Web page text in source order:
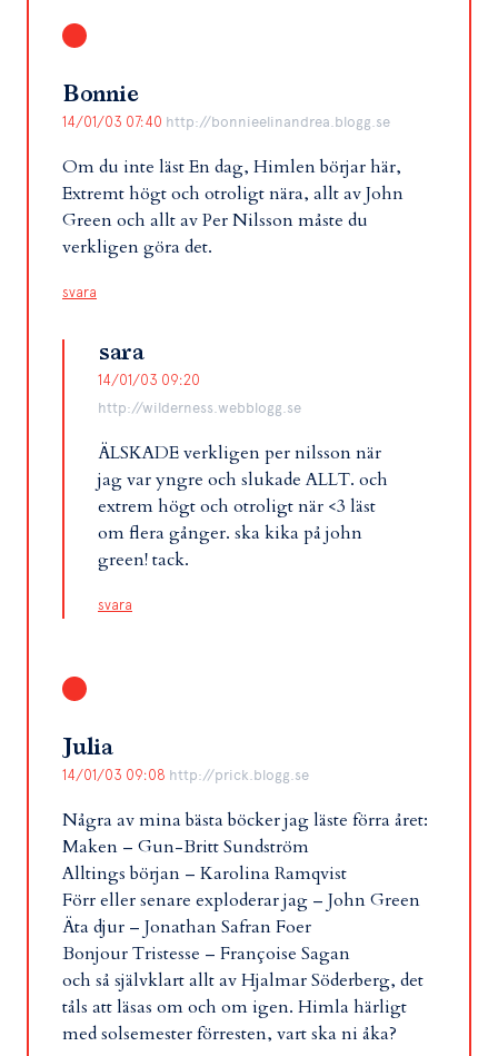
Bonnie
14/01/03 07:40 http://bonnieelinandrea.blogg.se
Om du inte läst En dag, Himlen börjar här,
Extremt högt och otroligt nära, allt av John
Green och allt av Per Nilsson måste du
verkligen göra det.
svara
sara
14/01/03 09:20
http://wilderness.webblogg.se
ÄLSKADE verkligen per nilsson när
jag var yngre och slukade ALLT. och
extrem högt och otroligt när <3 läst
om flera gånger. ska kika på john
green! tack.
svara
Julia
14/01/03 09:08 http://prick.blogg.se
Några av mina bästa böcker jag läste förra året:
Maken – Gun-Britt Sundström
Alltings början – Karolina Ramqvist
Förr eller senare exploderar jag – John Green
Äta djur – Jonathan Safran Foer
Bonjour Tristesse – Françoise Sagan
och så självklart allt av Hjalmar Söderberg, det
tåls att läsas om och om igen. Himla härligt
med solsemester förresten, vart ska ni åka?